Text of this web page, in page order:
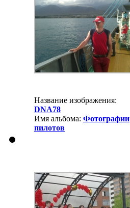
Название изображения:
DNA78
Имя альбома: Фотографии
пилотов